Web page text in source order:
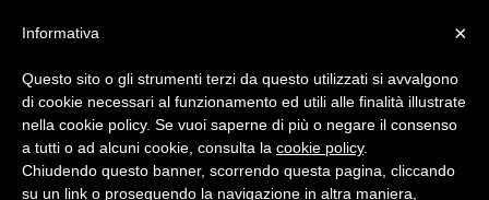
Politica
×
Informativa
Questo sito o gli strumenti terzi da questo utilizzati si avvalgono
di cookie necessari al funzionamento ed utili alle finalità illustrate
nella cookie policy. Se vuoi saperne di più o negare il consenso
a tutti o ad alcuni cookie, consulta la cookie policy.
Chiudendo questo banner, scorrendo questa pagina, cliccando
su un link o proseguendo la navigazione in altra maniera,